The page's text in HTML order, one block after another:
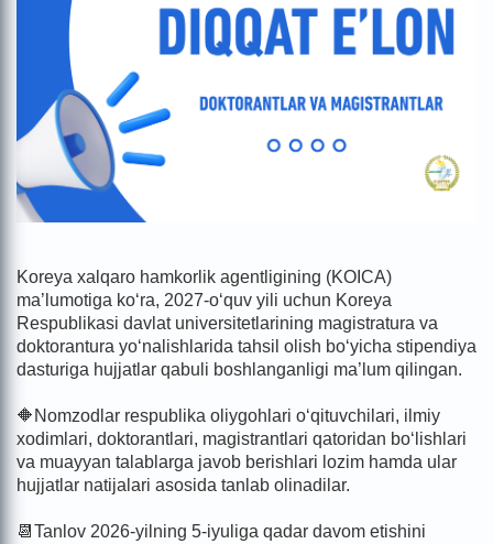
Koreya xalqaro hamkorlik agentligining (KOICA)
ma’lumotiga ko‘ra, 2027-o‘quv yili uchun Koreya
Respublikasi davlat universitetlarining magistratura va
doktorantura yo‘nalishlarida tahsil olish bo‘yicha stipendiya
dasturiga hujjatlar qabuli boshlanganligi ma’lum qilingan.
🔶Nomzodlar respublika oliygohlari o‘qituvchilari, ilmiy
xodimlari, doktorantlari, magistrantlari qatoridan bo‘lishlari
va muayyan talablarga javob berishlari lozim hamda ular
hujjatlar natijalari asosida tanlab olinadilar.
📆Tanlov 2026-yilning 5-iyuliga qadar davom etishini